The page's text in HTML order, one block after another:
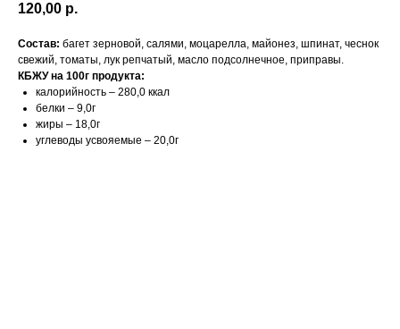
120,00 р.
Состав: багет зерновой, салями, моцарелла, майонез, шпинат, чеснок
свежий, томаты, лук репчатый, масло подсолнечное, приправы.
КБЖУ на 100г продукта:
калорийность – 280,0 ккал
белки – 9,0г
жиры – 18,0г
углеводы усвояемые – 20,0г